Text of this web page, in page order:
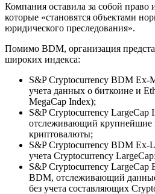
Компания оставила за собой право
которые «становятся объектами
юридического преследования».
Помимо BDM, организация
широких индекса:
S&P Cryptocurrency BDM
учета данных о биткоине и
MegaCap Index);
S&P Cryptocurrency
отслеживающий крупнейшие
криптовалюты;
S&P Cryptocurrency BDM
учета Cryptocurrency LargeCap;
S&P Cryptocurrency
BDM, отслеживающий
без учета составляющих